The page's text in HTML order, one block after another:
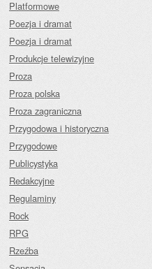
Platformowe
Poezja i dramat
Poezja i dramat
Produkcje telewizyjne
Proza
Proza polska
Proza zagraniczna
Przygodowa i historyczna
Przygodowe
Publicystyka
Redakcyjne
Regulaminy
Rock
RPG
Rzeźba